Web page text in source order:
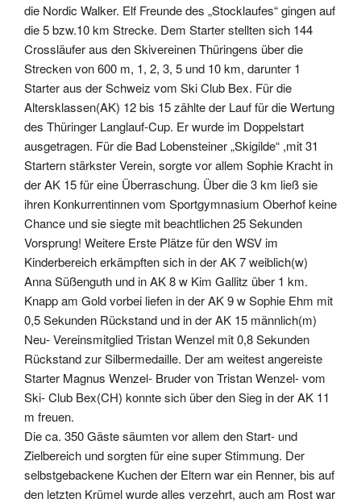
die Nordic Walker. Elf Freunde des „Stocklaufes“ gingen auf
die 5 bzw.10 km Strecke. Dem Starter stellten sich 144
Crossläufer aus den Skivereinen Thüringens über die
Strecken von 600 m, 1, 2, 3, 5 und 10 km, darunter 1
Starter aus der Schweiz vom Ski Club Bex. Für die
Altersklassen(AK) 12 bis 15 zählte der Lauf für die Wertung
des Thüringer Langlauf-Cup. Er wurde im Doppelstart
ausgetragen. Für die Bad Lobensteiner „Skigilde“ ,mit 31
Startern stärkster Verein, sorgte vor allem Sophie Kracht in
der AK 15 für eine Überraschung. Über die 3 km ließ sie
ihren Konkurrentinnen vom Sportgymnasium Oberhof keine
Chance und sie siegte mit beachtlichen 25 Sekunden
Vorsprung! Weitere Erste Plätze für den WSV im
Kinderbereich erkämpften sich in der AK 7 weiblich(w)
Anna Süßenguth und in AK 8 w Kim Gallitz über 1 km.
Knapp am Gold vorbei liefen in der AK 9 w Sophie Ehm mit
0,5 Sekunden Rückstand und in der AK 15 männlich(m)
Neu- Vereinsmitglied Tristan Wenzel mit 0,8 Sekunden
Rückstand zur Silbermedaille. Der am weitest angereiste
Starter Magnus Wenzel- Bruder von Tristan Wenzel- vom
Ski- Club Bex(CH) konnte sich über den Sieg in der AK 11
m freuen.
Die ca. 350 Gäste säumten vor allem den Start- und
Zielbereich und sorgten für eine super Stimmung. Der
selbstgebackene Kuchen der Eltern war ein Renner, bis auf
den letzten Krümel wurde alles verzehrt, auch am Rost war